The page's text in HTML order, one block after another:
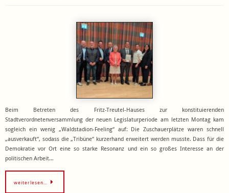
Beim Betreten des Fritz-Treutel-Hauses zur konstituierenden
Stadtverordnetenversammlung der neuen Legislaturperiode am letzten Montag kam
sogleich ein wenig „Waldstadion-Feeling“ auf: Die Zuschauerplätze waren schnell
„ausverkauft“, sodass die „Tribüne“ kurzerhand erweitert werden musste. Dass für die
Demokratie vor Ort eine so starke Resonanz und ein so großes Interesse an der
politischen Arbeit…
weiterlesen…